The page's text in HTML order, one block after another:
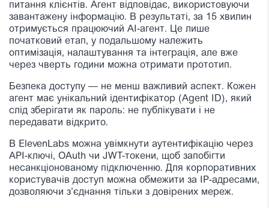
питання клієнтів. Агент відповідає, використовуючи
завантажену інформацію. В результаті, за 15 хвилин
отримується працюючий AI-агент. Це лише
початковий етап, у подальшому належить
оптимізація, налаштування та інтеграція, але вже
через чверть години можна отримати прототип.
Безпека доступу — не менш важливий аспект. Кожен
агент має унікальний ідентифікатор (Agent ID), який
слід зберігати як пароль: не публікувати і не
передавати відкрито.
В ElevenLabs можна увімкнути аутентифікацію через
API-ключі, OAuth чи JWT-токени, щоб запобігти
несанкціонованому підключенню. Для корпоративних
користувачів доступ можна обмежити за IP-адресами,
дозволяючи з’єднання тільки з довірених мереж.